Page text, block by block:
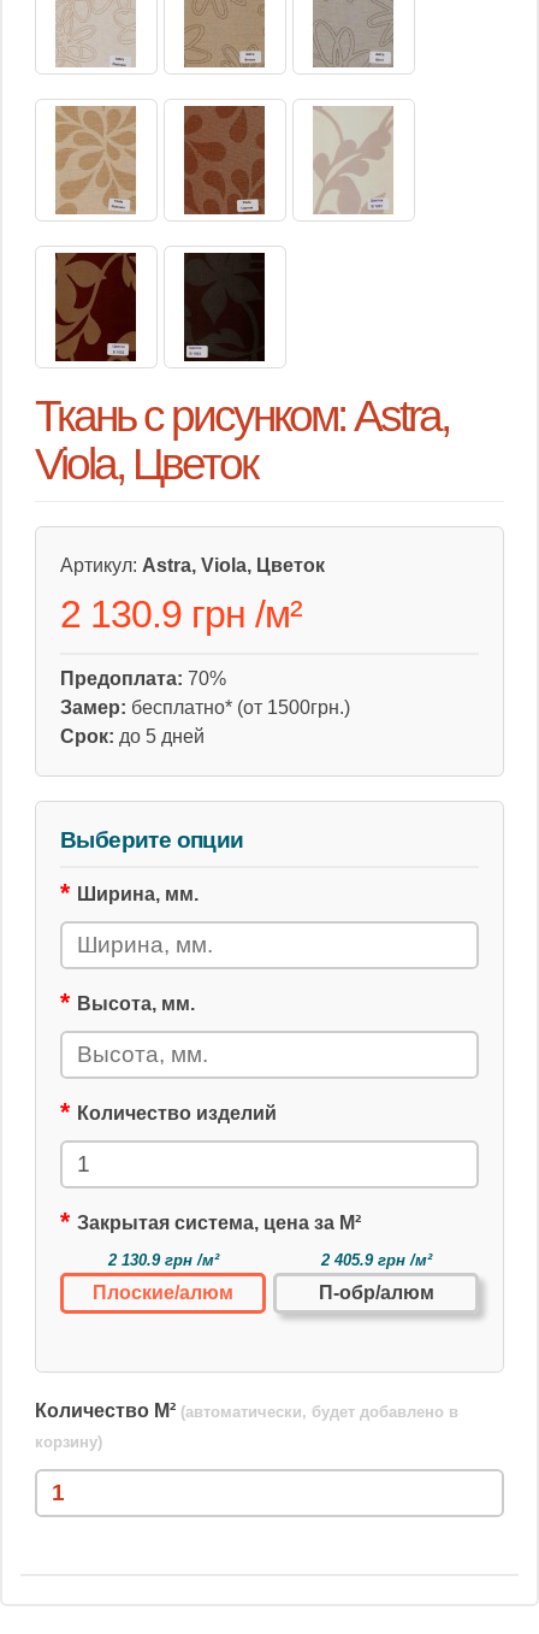
Ткань с рисунком: Astra,
Viola, Цветок
Артикул: Astra, Viola, Цветок
2 130.9 грн /м²
Предоплата: 70%
Замер: бесплатно* (от 1500грн.)
Срок: до 5 дней
Выберите опции
Ширина, мм.
Высота, мм.
Количество изделий
Закрытая система, цена за М²
2 130.9 грн /м²
Плоские/алюм
2 405.9 грн /м²
П-обр/алюм
Количество М² (автоматически, будет добавлено в
корзину)